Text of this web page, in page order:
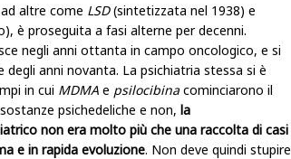
altre come LSD(sintetizzata nel 1938) e
è proseguita a fasi alterne per decenni.
negli anni ottanta in campo oncologico, e si
anni novanta. La psichiatria stessa si è
in cui MDMA e psilocibina cominciarono il
psichedeliche e non, la
non era molto più che una raccolta di casi
e in rapida evoluzione. Non deve quindi stupire